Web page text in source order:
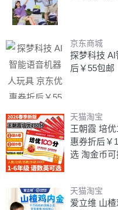
京东商城
探梦科技
后￥55包邮
天猫淘宝
王朝霞 培
惠券折后￥
选 淘金币
天猫淘宝
爱立维 山